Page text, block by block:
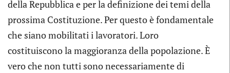
della Repubblica e per la definizione dei temi della
prossima Costituzione. Per questo è fondamentale
che siano mobilitati i lavoratori. Loro
costituiscono la maggioranza della popolazione. È
vero che non tutti sono necessariamente di